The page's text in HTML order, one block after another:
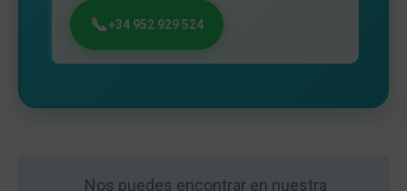
+34 952 929 524
Nos puedes encontrar en nuestra